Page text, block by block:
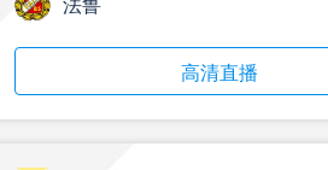
高清直播